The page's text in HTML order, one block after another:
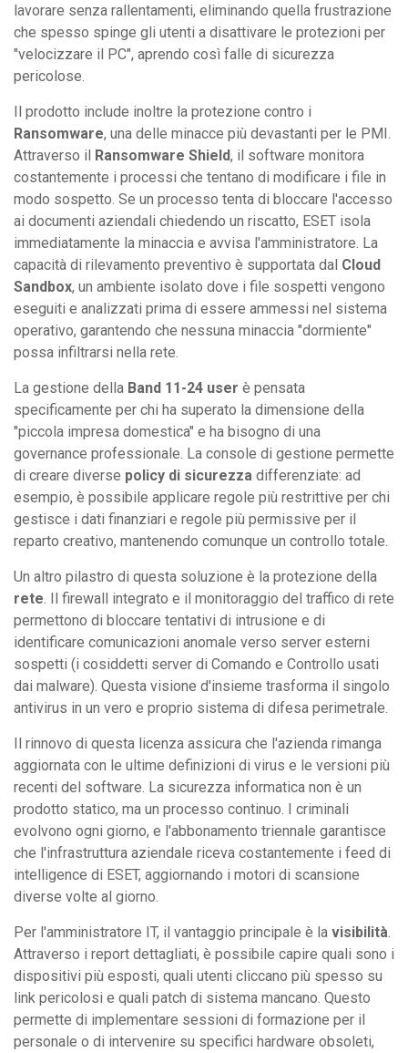
lavorare senza rallentamenti, eliminando quella frustrazione
che spesso spinge gli utenti a disattivare le protezioni per
"velocizzare il PC", aprendo così falle di sicurezza
pericolose.
Il prodotto include inoltre la protezione contro i
Ransomware, una delle minacce più devastanti per le PMI.
Attraverso il Ransomware Shield, il software monitora
costantemente i processi che tentano di modificare i file in
modo sospetto. Se un processo tenta di bloccare l'accesso
ai documenti aziendali chiedendo un riscatto, ESET isola
immediatamente la minaccia e avvisa l'amministratore. La
capacità di rilevamento preventivo è supportata dal Cloud
Sandbox, un ambiente isolato dove i file sospetti vengono
eseguiti e analizzati prima di essere ammessi nel sistema
operativo, garantendo che nessuna minaccia "dormiente"
possa infiltrarsi nella rete.
La gestione della Band 11-24 user è pensata
specificamente per chi ha superato la dimensione della
"piccola impresa domestica" e ha bisogno di una
governance professionale. La console di gestione permette
di creare diverse policy di sicurezza differenziate: ad
esempio, è possibile applicare regole più restrittive per chi
gestisce i dati finanziari e regole più permissive per il
reparto creativo, mantenendo comunque un controllo totale.
Un altro pilastro di questa soluzione è la protezione della
rete. Il firewall integrato e il monitoraggio del traffico di rete
permettono di bloccare tentativi di intrusione e di
identificare comunicazioni anomale verso server esterni
sospetti (i cosiddetti server di Comando e Controllo usati
dai malware). Questa visione d'insieme trasforma il singolo
antivirus in un vero e proprio sistema di difesa perimetrale.
Il rinnovo di questa licenza assicura che l'azienda rimanga
aggiornata con le ultime definizioni di virus e le versioni più
recenti del software. La sicurezza informatica non è un
prodotto statico, ma un processo continuo. I criminali
evolvono ogni giorno, e l'abbonamento triennale garantisce
che l'infrastruttura aziendale riceva costantemente i feed di
intelligence di ESET, aggiornando i motori di scansione
diverse volte al giorno.
Per l'amministratore IT, il vantaggio principale è la visibilità.
Attraverso i report dettagliati, è possibile capire quali sono i
dispositivi più esposti, quali utenti cliccano più spesso su
link pericolosi e quali patch di sistema mancano. Questo
permette di implementare sessioni di formazione per il
personale o di intervenire su specifici hardware obsoleti,